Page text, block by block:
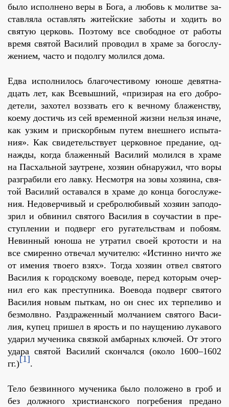
бы­ло ис­пол­не­но ве­ры в Бо­га, а лю­бовь к мо­лит­ве за­
став­ля­ла остав­лять жи­тей­ские за­бо­ты и хо­дить во
свя­тую цер­ковь. По­это­му все сво­бод­ное от ра­бо­ты
вре­мя свя­той Ва­си­лий про­во­дил в хра­ме за бо­го­слу­
же­ни­ем, ча­сто и по­дол­гу мо­лил­ся до­ма.
Ед­ва ис­пол­ни­лось бла­го­че­сти­во­му юно­ше де­вят­на­
дцать лет, как Все­выш­ний, «при­зи­рая на его доб­ро­
де­те­ли, за­хо­тел воз­звать его к веч­но­му бла­жен­ству,
ко­е­му до­стичь из сей вре­мен­ной жиз­ни нель­зя ина­че,
как уз­ким и при­скорб­ным пу­тем внеш­не­го ис­пы­та­
ния». Как сви­де­тель­ству­ет цер­ков­ное пре­да­ние, од­
на­жды, ко­гда бла­жен­ный Ва­си­лий мо­лил­ся в хра­ме
на Пас­халь­ной за­ут­рене, хо­зя­ин об­на­ру­жил, что во­ры
раз­гра­би­ли его лав­ку. Несмот­ря на зо­вы хо­зя­и­на, свя­
той Ва­си­лий оста­вал­ся в хра­ме до кон­ца бо­го­слу­же­
ния. Недо­вер­чи­вый и среб­ро­лю­би­вый хо­зя­ин за­по­до­
зрил и об­ви­нил свя­то­го Ва­си­лия в со­уча­стии в пре­
ступ­ле­нии и под­верг его ру­га­тель­ствам и по­бо­ям.
Невин­ный юно­ша не утра­тил сво­ей кро­то­сти и на
все сми­рен­но от­ве­чал му­чи­те­лю: «Ис­тин­но ни­что же
от име­ния тво­е­го взях». То­гда хо­зя­ин от­вел свя­то­го
Ва­си­лия к го­род­ско­му во­е­во­де, пе­ред ко­то­рым очер­
нил его как пре­ступ­ни­ка. Во­е­во­да под­верг свя­то­го
Ва­си­лия но­вым пыт­кам, но он снес их тер­пе­ли­во и
без­молв­но. Раз­дра­жен­ный мол­ча­ни­ем свя­то­го Ва­си­
лия, ку­пец при­шел в ярость и по на­у­ще­нию лу­ка­во­го
уда­рил му­че­ни­ка связ­кой ам­бар­ных клю­чей. От это­го
уда­ра свя­той Ва­си­лий скон­чал­ся (около 1600–1602
гг.)[1].
Те­ло без­вин­но­го му­че­ни­ка бы­ло по­ло­же­но в гроб и
без долж­но­го хри­сти­ан­ско­го по­гре­бе­ния пре­да­но